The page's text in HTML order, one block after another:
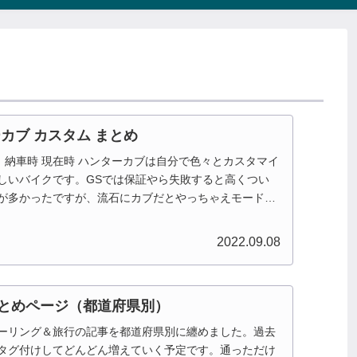
ブ カスタム まとめ
車時 現在時 ハンターカブは自分で色々とカスタマイ
いバイクです。GSでは保証やら失敗すると高くつい
多かったですが、流石にカブだとやっちゃえモードに
2022.09.08
めページ（都道府県別）
リング＆旅行の記事を都道府県別に纏めました。過去
グ付けしてどんどん増えていく予定です。通っただけ